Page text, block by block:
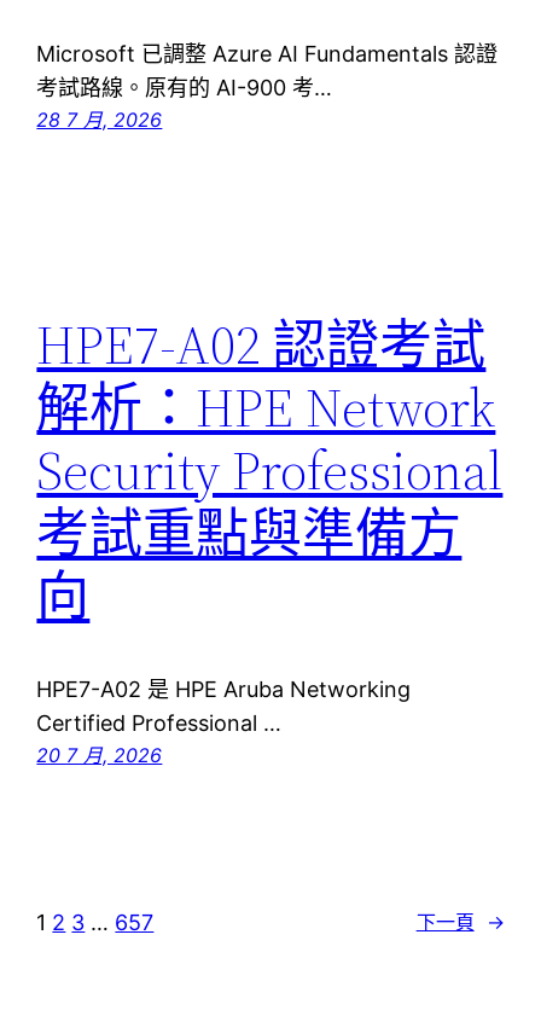
Microsoft 已調整 Azure AI Fundamentals 認證
考試路線。原有的 AI-900 考…
28 7 月, 2026
HPE7-A02 認證考試
解析：HPE Network
Security Professional
考試重點與準備方
向
HPE7-A02 是 HPE Aruba Networking
Certified Professional …
20 7 月, 2026
1 2 3 … 657 下一頁 →